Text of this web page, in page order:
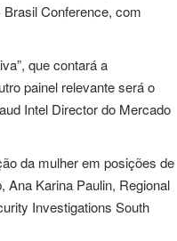
Conference, com
que contará a
painel relevante será o
Intel Director do Mercado
da mulher em posições de
Ana Karina Paulin, Regional
Investigations South